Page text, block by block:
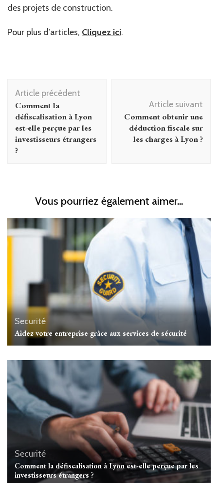
des projets de construction.
Pour plus d’articles, Cliquez ici.
Navigation
d'article
Article précédent
Comment la
défiscalisation à Lyon
est-elle perçue par les
investisseurs étrangers
?
Article suivant
Comment obtenir une
déduction fiscale sur
les charges à Lyon ?
Vous pourriez également aimer...
Securité
Aidez votre entreprise grâce aux services de sécurité
Securité
Comment la défiscalisation à Lyon est-elle perçue par les
investisseurs étrangers ?